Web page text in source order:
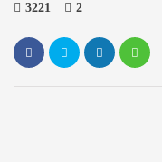
3221 2